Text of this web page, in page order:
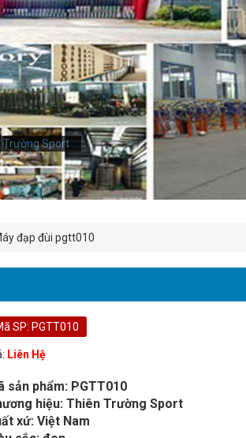
Trường Sport
đạp đùi pgtt010
SP: PGTT010
Liên Hệ
sản phẩm: PGTT010
hiệu: Thiên Trường Sport
xứ: Việt Nam